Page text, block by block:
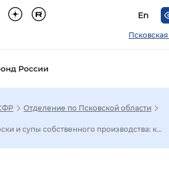
En
отображения
Отделение по Псковской области
и супы собственного производства: к...